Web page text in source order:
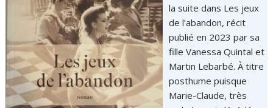
la suite dans Les jeux
de l’abandon, récit
publié en 2023 par sa
fille Vanessa Quintal et
Martin Lebarbé. À titre
posthume puisque
Marie-Claude, très